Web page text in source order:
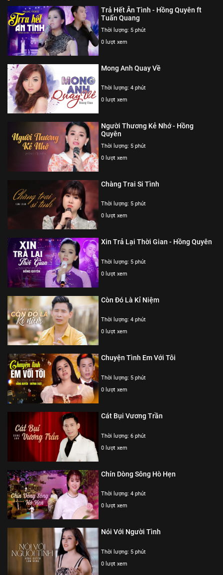
Trả Hết Ân Tình - Hồng Quyên ft
Tuấn Quang
Thời lượng: 5 phút
0 lượt xem
Mong Anh Quay Về
Thời lượng: 4 phút
0 lượt xem
Người Thương Kẻ Nhớ - Hồng
Quyên
Thời lượng: 5 phút
0 lượt xem
Chàng Trai Si Tình
Thời lượng: 5 phút
0 lượt xem
Xin Trả Lại Thời Gian - Hồng Quyên
Thời lượng: 5 phút
0 lượt xem
Còn Đó Là Kỉ Niệm
Thời lượng: 4 phút
0 lượt xem
Chuyện Tình Em Với Tôi
Thời lượng: 5 phút
0 lượt xem
Cát Bụi Vương Trần
Thời lượng: 6 phút
0 lượt xem
Chín Dòng Sông Hò Hẹn
Thời lượng: 4 phút
0 lượt xem
Nói Với Người Tình
Thời lượng: 5 phút
0 lượt xem